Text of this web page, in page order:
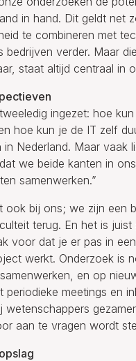
in hand. Dit geldt net
te combineren met
bedrijven verder. Maar
staat altijd centraal in
ingezet: hoe
hoe kun je de IT zelf
in Nederland. Maar
we beide kanten in
samenwerken.”
ook bij ons; we zijn een
terug. En het is
voor dat je er pas in
werkt. Onderzoek is
en op
periodieke meetings en
wetenschappers
aan te vragen wordt